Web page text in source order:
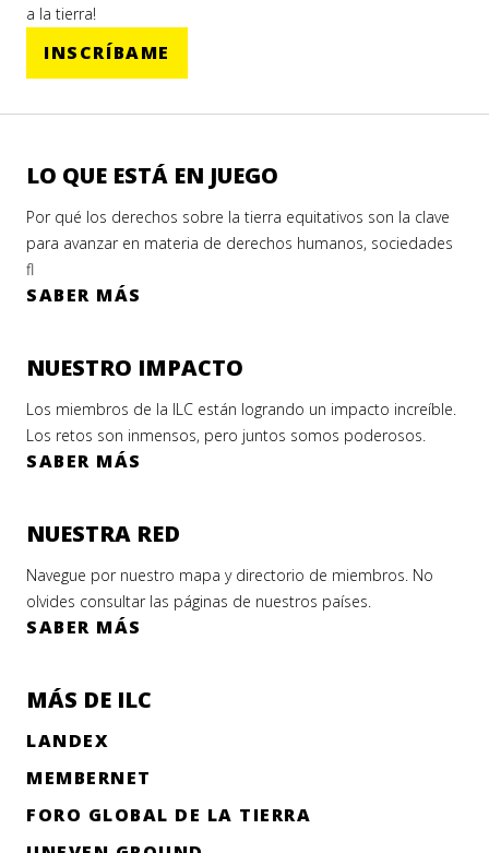
a la tierra!
INSCRÍBAME
LO QUE ESTÁ EN JUEGO
Por qué los derechos sobre la tierra equitativos son la clave
para avanzar en materia de derechos humanos, sociedades
fl
SABER MÁS
NUESTRO IMPACTO
Los miembros de la ILC están logrando un impacto increíble.
Los retos son inmensos, pero juntos somos poderosos.
SABER MÁS
NUESTRA RED
Navegue por nuestro mapa y directorio de miembros. No
olvides consultar las páginas de nuestros países.
SABER MÁS
MÁS DE ILC
LANDEX
MEMBERNET
FORO GLOBAL DE LA TIERRA